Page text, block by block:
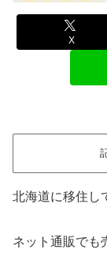
X
北海道に移住し
ネット通販でも